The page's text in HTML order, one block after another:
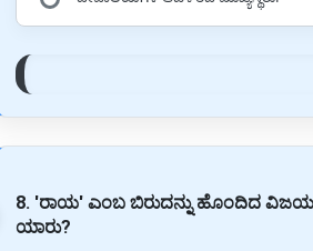
8. 'ರಾಯ' ಎಂಬ ಬಿರುದನ್ನು ಹೊಂದಿದ
ಯಾರು?